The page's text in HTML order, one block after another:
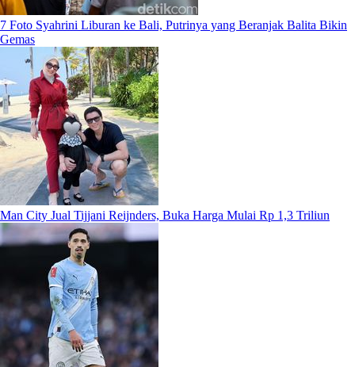
7 Foto Syahrini Liburan ke Bali, Putrinya yang Beranjak Balita Bikin
Gemas
Man City Jual Tijjani Reijnders, Buka Harga Mulai Rp 1,3 Triliun